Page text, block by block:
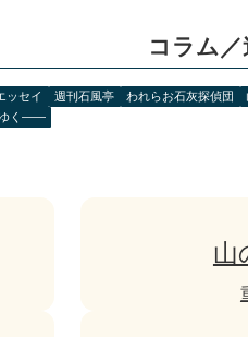
コラム／
ッセイ 週刊石風亭 われらお石灰探偵団
ゆく――
山